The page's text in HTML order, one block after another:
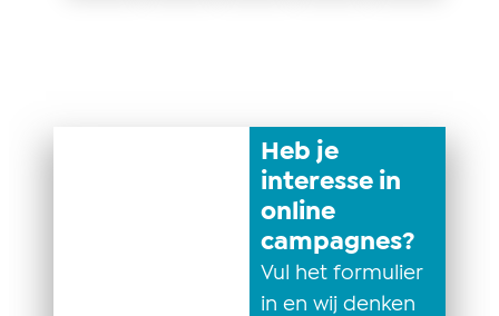
Heb je
interesse in
online
campagnes?
Vul het formulier
in en wij denken